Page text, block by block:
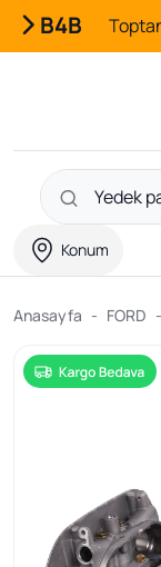
B4B
Konum
Anasayfa FORD